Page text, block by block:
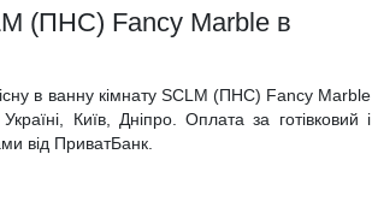
(ПНС) Fancy Marble в
в ванну кімнату SCLM (ПНС) Fancy Marble
Київ, Дніпро. Оплата за готівковий і
від ПриватБанк.